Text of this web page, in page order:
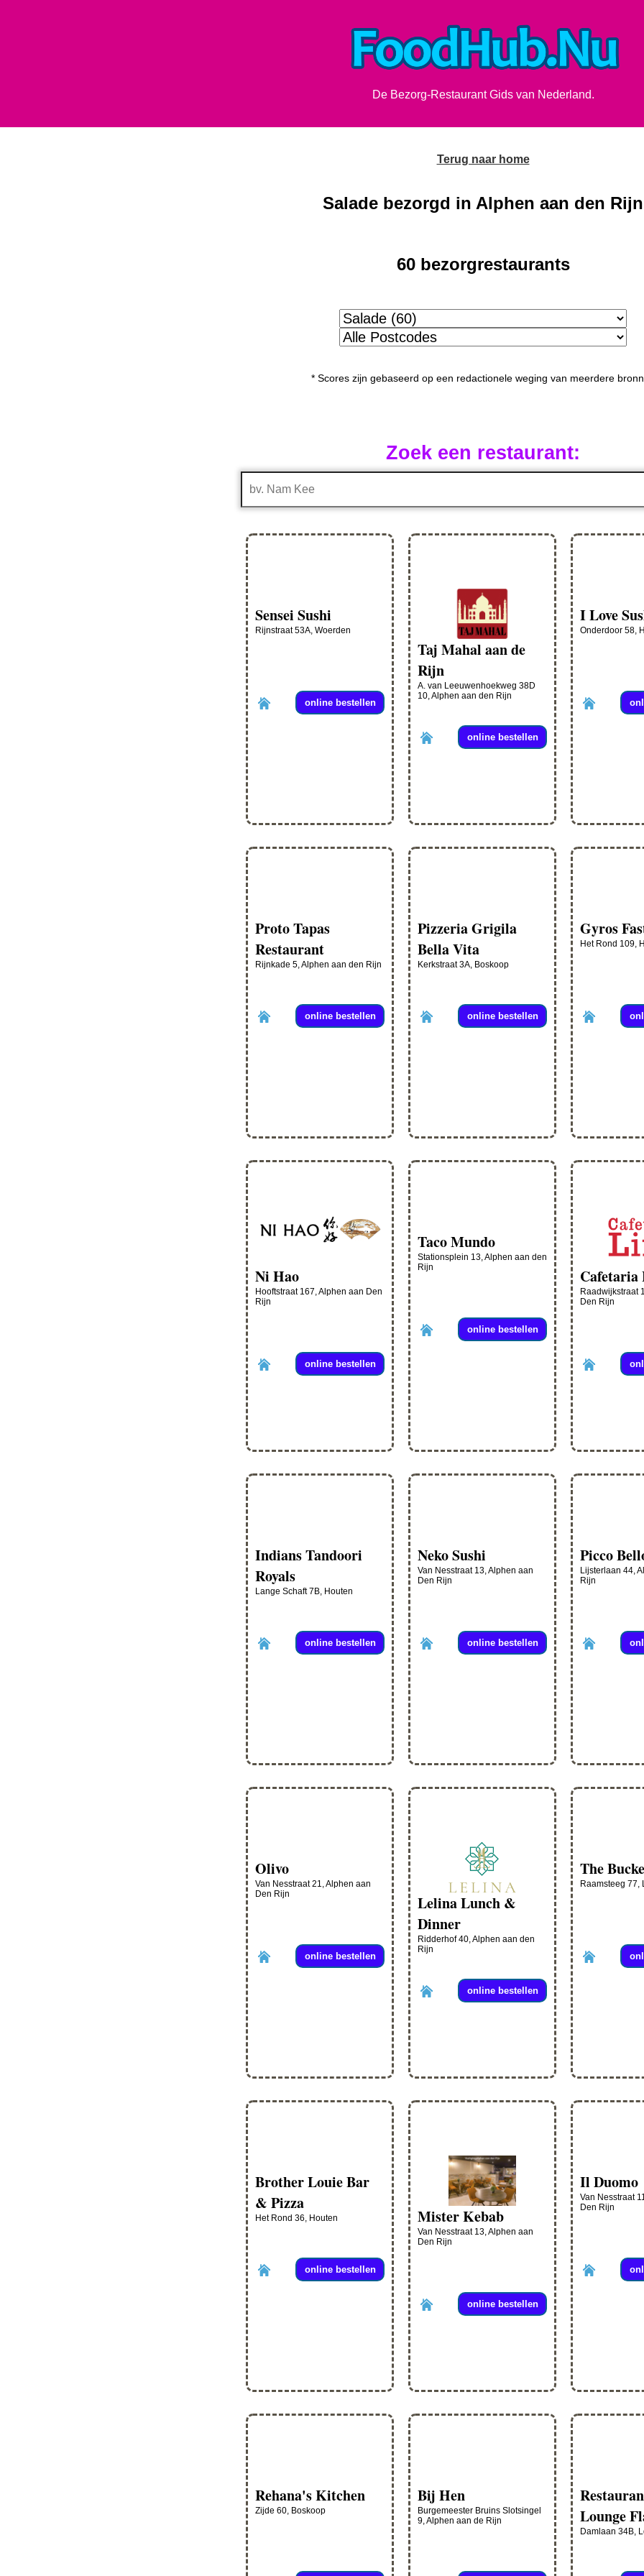
De Bezorg-Restaurant Gids van Nederland.
Terug naar home
Salade bezorgd in Alphen aan den Rijn
60 bezorgrestaurants
* Scores zijn gebaseerd op een redactionele weging van meerdere
Zoek een restaurant:
Sensei Sushi
Rijnstraat 53A, Woerden
online bestellen
Taj Mahal aan de
Rijn
A. van Leeuwenhoekweg 38D
10, Alphen aan den Rijn
online bestellen
I Love
Onderdoor 58,
Proto Tapas
Restaurant
Rijnkade 5, Alphen aan den Rijn
online bestellen
Pizzeria Grigila
Bella Vita
Kerkstraat 3A, Boskoop
online bestellen
Gyros
Het Rond 109,
Ni Hao
Hooftstraat 167, Alphen aan Den
Rijn
online bestellen
Taco Mundo
Stationsplein 13, Alphen aan den
Rijn
online bestellen
Cafetaria
Raadwijkstraat
Den Rijn
Indians Tandoori
Royals
Lange Schaft 7B, Houten
online bestellen
Neko Sushi
Van Nesstraat 13, Alphen aan
Den Rijn
online bestellen
Picco
Lijsterlaan 44,
Rijn
Olivo
Van Nesstraat 21, Alphen aan
Den Rijn
online bestellen
Lelina Lunch &
Dinner
Ridderhof 40, Alphen aan den
Rijn
online bestellen
The
Raamsteeg 77,
Brother Louie Bar
& Pizza
Het Rond 36, Houten
online bestellen
Mister Kebab
Van Nesstraat 13, Alphen aan
Den Rijn
online bestellen
Il Duomo
Van Nesstraat
Den Rijn
Rehana's Kitchen
Zijde 60, Boskoop
Bij Hen
Burgemeester Bruins Slotsingel
9, Alphen aan de Rijn
Lounge
Damlaan 34B,